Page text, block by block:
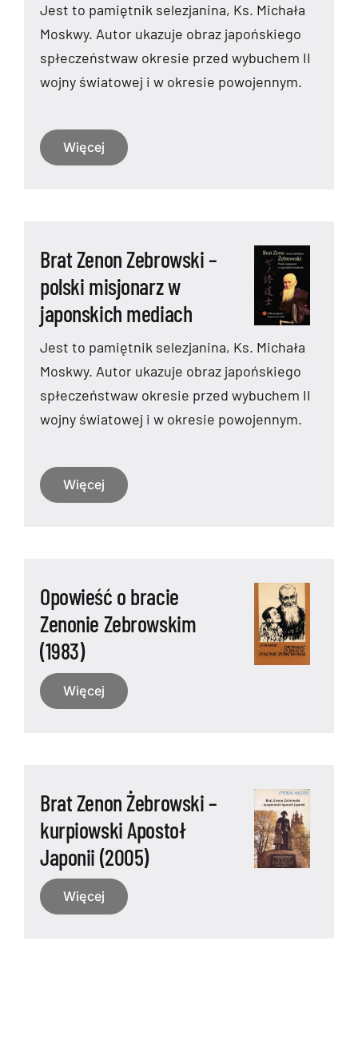
Jest to pamiętnik selezjanina, Ks. Michała
Moskwy. Autor ukazuje obraz japońskiego
spłeczeństwaw okresie przed wybuchem II
wojny światowej i w okresie powojennym.
Więcej
Brat Zenon Zebrowski –
polski misjonarz w
japonskich mediach
Jest to pamiętnik selezjanina, Ks. Michała
Moskwy. Autor ukazuje obraz japońskiego
spłeczeństwaw okresie przed wybuchem II
wojny światowej i w okresie powojennym.
Więcej
Opowieść o bracie
Zenonie Zebrowskim
(1983)
Więcej
Brat Zenon Żebrowski –
kurpiowski Apostoł
Japonii (2005)
Więcej